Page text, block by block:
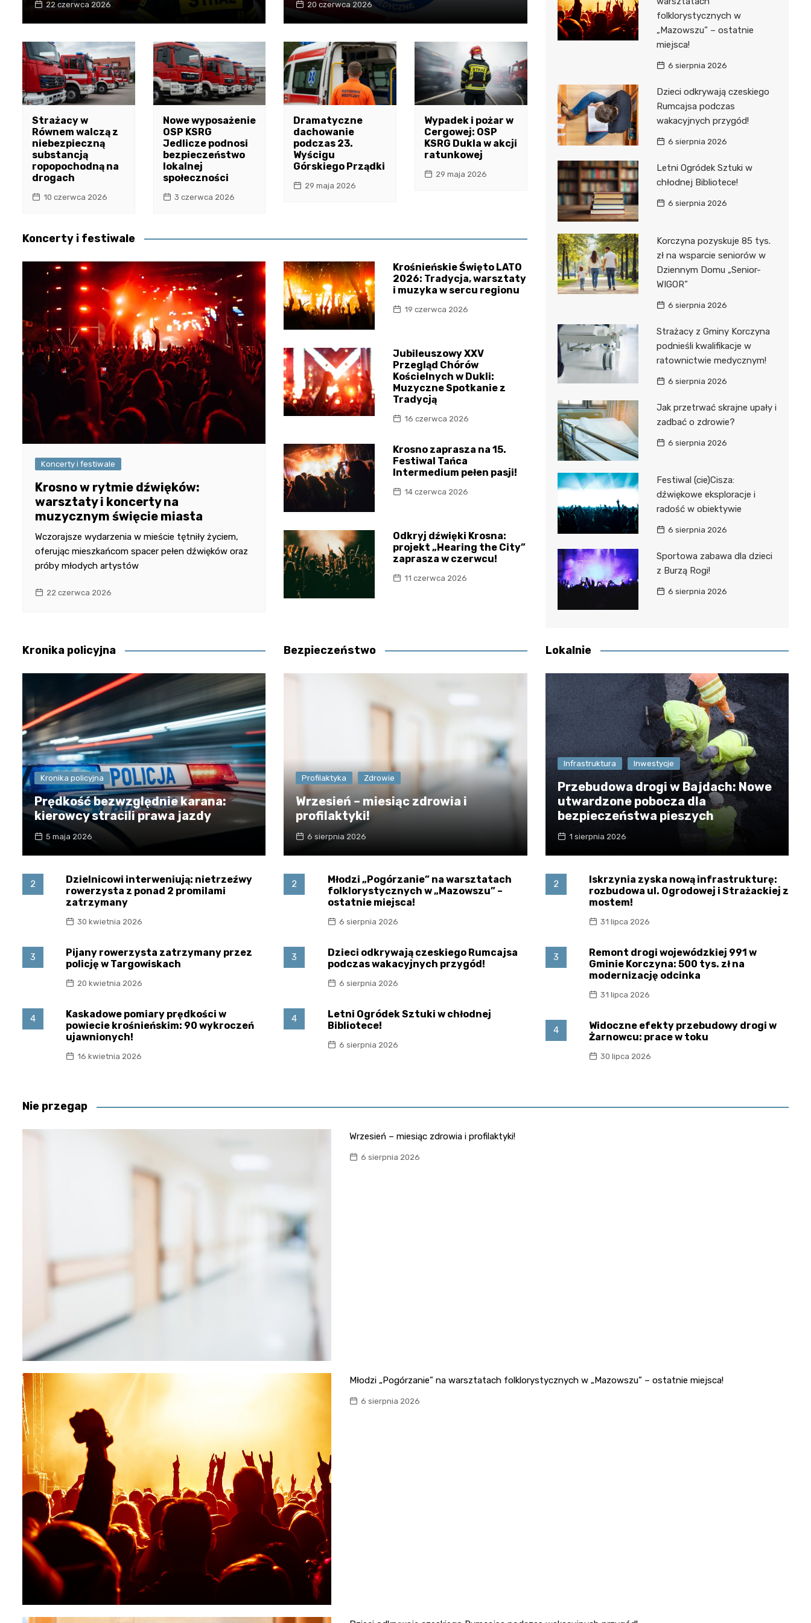
22 czerwca 2026 20 czerwca 2026
Strażacy w
Równem walczą z
niebezpieczną
substancją
ropopochodną na
drogach
10 czerwca 2026
Nowe wyposażenie
OSP KSRG
Jedlicze podnosi
bezpieczeństwo
lokalnej
społeczności
3 czerwca 2026
Dramatyczne
dachowanie
podczas 23.
Wyścigu
Górskiego Prządki
29 maja 2026
Wypadek i pożar w
Cergowej: OSP
KSRG Dukla w akcji
ratunkowej
29 maja 2026
Koncerty i festiwale
Koncerty i festiwale
Krosno w rytmie dźwięków:
warsztaty i koncerty na
muzycznym święcie miasta
Wczorajsze wydarzenia w mieście tętniły życiem,
oferując mieszkańcom spacer pełen dźwięków oraz
próby młodych artystów
22 czerwca 2026
Krośnieńskie Święto LATO
2026: Tradycja, warsztaty
i muzyka w sercu regionu
19 czerwca 2026
Jubileuszowy XXV
Przegląd Chórów
Kościelnych w Dukli:
Muzyczne Spotkanie z
Tradycją
16 czerwca 2026
Krosno zaprasza na 15.
Festiwal Tańca
Intermedium pełen pasji!
14 czerwca 2026
Odkryj dźwięki Krosna:
projekt „Hearing the City”
zaprasza w czerwcu!
11 czerwca 2026
folklorystycznych w
„Mazowszu” – ostatnie
miejsca!
6 sierpnia 2026
Dzieci odkrywają czeskiego
Rumcajsa podczas
wakacyjnych przygód!
6 sierpnia 2026
Letni Ogródek Sztuki w
chłodnej Bibliotece!
6 sierpnia 2026
Korczyna pozyskuje 85 tys.
zł na wsparcie seniorów w
Dziennym Domu „Senior-
WIGOR”
6 sierpnia 2026
Strażacy z Gminy Korczyna
podnieśli kwalifikacje w
ratownictwie medycznym!
6 sierpnia 2026
Jak przetrwać skrajne upały i
zadbać o zdrowie?
6 sierpnia 2026
Festiwal (cie)Cisza:
dźwiękowe eksploracje i
radość w obiektywie
6 sierpnia 2026
Sportowa zabawa dla dzieci
z Burzą Rogi!
6 sierpnia 2026
Kronika policyjna
Kronika policyjna
Prędkość bezwzględnie karana:
kierowcy stracili prawa jazdy
5 maja 2026
2
Dzielnicowi interweniują: nietrzeźwy
rowerzysta z ponad 2 promilami
zatrzymany
30 kwietnia 2026
3
Pijany rowerzysta zatrzymany przez
policję w Targowiskach
20 kwietnia 2026
4
Kaskadowe pomiary prędkości w
powiecie krośnieńskim: 90 wykroczeń
ujawnionych!
16 kwietnia 2026
Bezpieczeństwo
Profilaktyka Zdrowie
Wrzesień – miesiąc zdrowia i
profilaktyki!
6 sierpnia 2026
2
Młodzi „Pogórzanie” na warsztatach
folklorystycznych w „Mazowszu” –
ostatnie miejsca!
6 sierpnia 2026
3
Dzieci odkrywają czeskiego Rumcajsa
podczas wakacyjnych przygód!
6 sierpnia 2026
4
Letni Ogródek Sztuki w chłodnej
Bibliotece!
6 sierpnia 2026
Lokalnie
Infrastruktura Inwestycje
Przebudowa drogi w Bajdach: Nowe
utwardzone pobocza dla
bezpieczeństwa pieszych
1 sierpnia 2026
2
Iskrzynia zyska nową infrastrukturę:
rozbudowa ul. Ogrodowej i Strażackiej z
mostem!
31 lipca 2026
3
Remont drogi wojewódzkiej 991 w
Gminie Korczyna: 500 tys. zł na
modernizację odcinka
31 lipca 2026
4
Widoczne efekty przebudowy drogi w
Żarnowcu: prace w toku
30 lipca 2026
Nie przegap
Wrzesień – miesiąc zdrowia i profilaktyki!
6 sierpnia 2026
Młodzi „Pogórzanie” na warsztatach folklorystycznych w „Mazowszu” – ostatnie miejsca!
6 sierpnia 2026